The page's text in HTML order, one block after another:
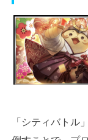
「シティバトル